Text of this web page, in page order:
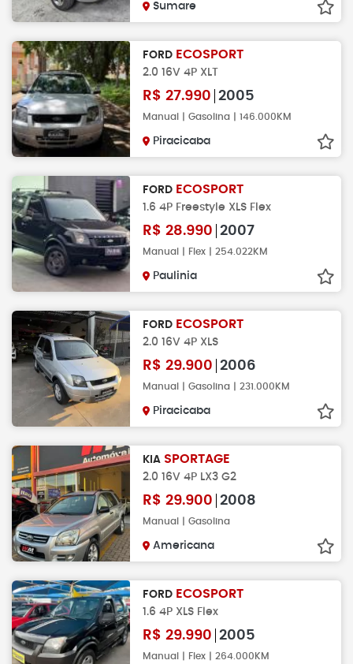
Sumare
FORD ECOSPORT
2.0 16V 4P XLT
R$ 27.990 2005
Manual | Gasolina | 146.000KM
Piracicaba
FORD ECOSPORT
1.6 4P Freestyle XLS Flex
R$ 28.990 2007
Manual | Flex | 254.022KM
Paulinia
FORD ECOSPORT
2.0 16V 4P XLS
R$ 29.900 2006
Manual | Gasolina | 231.000KM
Piracicaba
KIA SPORTAGE
2.0 16V 4P LX3 G2
R$ 29.900 2008
Manual | Gasolina
Americana
FORD ECOSPORT
1.6 4P XLS Flex
R$ 29.990 2005
Manual | Flex | 264.000KM